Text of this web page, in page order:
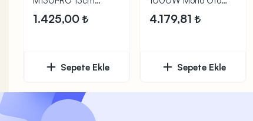
180W Midrange
Hoparlör
1.425,00
Sepete Ekle
Anfi
4.179,81
Sepete Ekle